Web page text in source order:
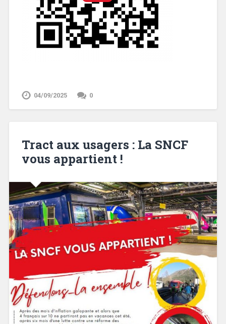
04/09/2025 0
Tract aux usagers : La SNCF
vous appartient !